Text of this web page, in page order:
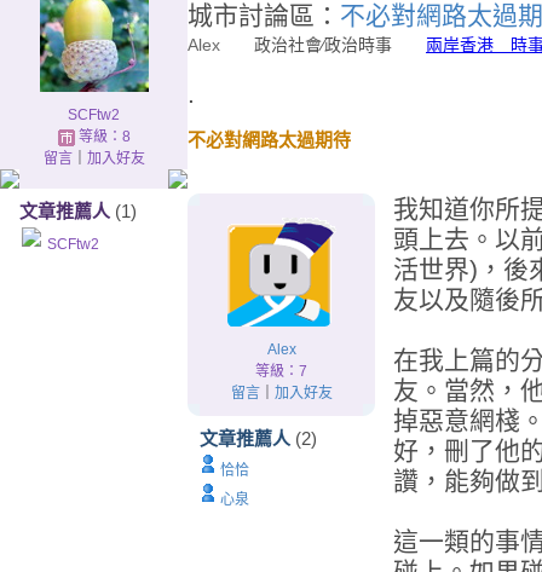
SCFtw2
等級：8
留言｜ 加入好友
文章推薦人 (1)
SCFtw2
城市討論區： 不必對網路太過
Alex 政治社會∕政治時事 兩岸香港 時
.
不必對網路太過期待
Alex
等級：7
留言｜ 加入好友
文章推薦人 (2)
恰恰
心泉
我知道你所
頭上去。以
活世界)，後
友以及隨後
在我上篇的
友。當然，
掉惡意網棧
好，刪了他
讚，能夠做
這一類的事